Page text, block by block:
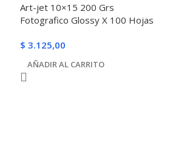
Art-jet 10×15 200 Grs
Fotografico Glossy X 100 Hojas
$ 3.125,00
AÑADIR AL CARRITO